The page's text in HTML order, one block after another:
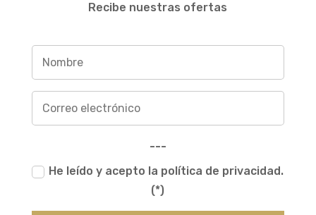
Recibe nuestras ofertas
---
He leído y acepto la política de privacidad.
(*)